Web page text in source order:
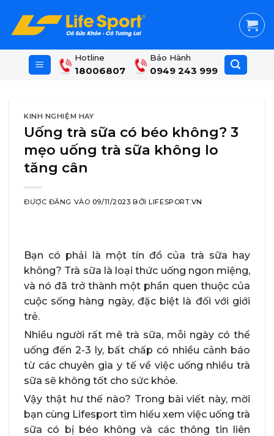
content
Hotline
18006807
Bảo Hành
0949 243 999
KINH NGHIỆM HAY
Uống trà sữa có béo không? 3
mẹo uống trà sữa không lo
tăng cân
ĐƯỢC ĐĂNG VÀO 09/11/2023 BỞILIFESPORT.VN
Bạn có phải là một tín đồ của trà sữa hay
không? Trà sữa là loại thức uống ngon miệng,
và nó đã trở thành một phần quen thuộc của
cuộc sống hàng ngày, đặc biệt là đối với giới
trẻ.
Nhiều người rất mê trà sữa, mỗi ngày có thể
uống đến 2-3 ly, bất chấp có nhiều cảnh báo
từ các chuyên gia y tế về việc uống nhiều trà
sữa sẽ không tốt cho sức khỏe.
Vậy thật hư thế nào? Trong bài viết này, mời
bạn cùng Lifesport tìm hiểu xem việc uống trà
sữa có bị béo không và các thông tin liên